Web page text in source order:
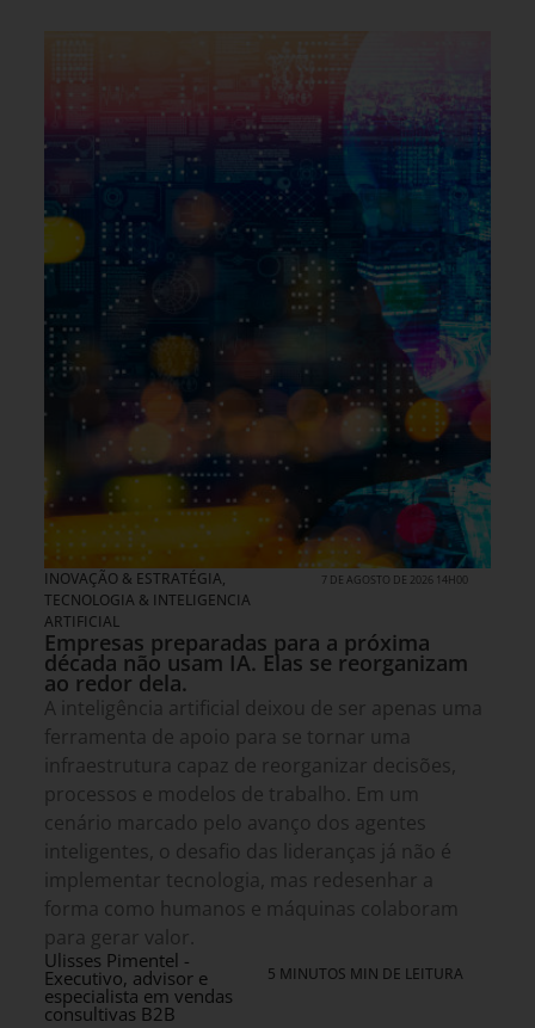
INOVAÇÃO & ESTRATÉGIA,
TECNOLOGIA & INTELIGENCIA
ARTIFICIAL
7 DE AGOSTO DE 2026 14H00
Empresas preparadas para a próxima
década não usam IA. Elas se reorganizam
ao redor dela.
A inteligência artificial deixou de ser apenas uma
ferramenta de apoio para se tornar uma
infraestrutura capaz de reorganizar decisões,
processos e modelos de trabalho. Em um
cenário marcado pelo avanço dos agentes
inteligentes, o desafio das lideranças já não é
implementar tecnologia, mas redesenhar a
forma como humanos e máquinas colaboram
para gerar valor.
Ulisses Pimentel -
Executivo, advisor e
especialista em vendas
consultivas B2B
5 MINUTOS MIN DE LEITURA